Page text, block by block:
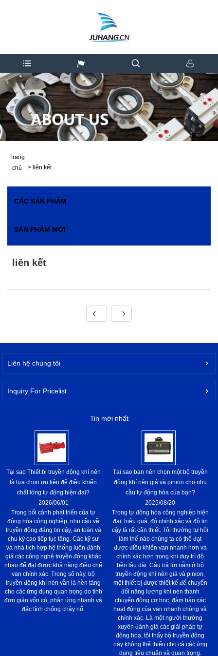
Trang
chủ
> liên kết
CÁC SẢN PHẨM
SẢN PHẨM MỚI
liên kết
Liên hệ chúng tôi
Inquiry For Pricelist
Tin mới nhất
Tại sao Thiết bị truyền động khí nén
là lựa chọn ưu tiên để điều khiển
chất lỏng tự động hiện đại?
2026/06/01
Trong bối cảnh phát triển của tự
động hóa công nghiệp, nhu cầu về
truyền động đáng tin cậy, an toàn và
chu kỳ cao tiếp tục tăng. Các kỹ sư
và nhà tích hợp hệ thống luôn đánh
giá các công nghệ truyền động khác
nhau để đạt được khả năng điều chế
van chính xác. Trong số này, bộ
truyền động khí nén vẫn là nền tảng
cho các ứng dụng quan trọng do tính
đơn giản vốn có, phản ứng nhanh và
đặc tính chống cháy nổ.
Tại sao bạn nên chọn một bộ truyền
động khí nén giá và pinion cho nhu
cầu tự động hóa của bạn?
2025/08/20
Trong tự động hóa công nghiệp hiện
đại, hiệu quả, độ chính xác và độ tin
cậy là rất cần thiết. Tôi thường tự hỏi
làm thế nào chúng ta có thể đạt
được điều khiển van nhanh hơn và
chính xác hơn trong khi duy trì độ
bền lâu dài. Câu trả lời nằm ở bộ
truyền động khí nén giá và pinion,
một thiết bị được thiết kế để chuyển
đổi năng lượng khí nén thành
chuyển động cơ học, đảm bảo các
hoạt động của van nhanh chóng và
chính xác. Là một người thường
xuyên đánh giá các giải pháp tự
động hóa, tôi thấy bộ truyền động
này không thể thiếu cho cả các ứng
dụng tiêu chuẩn và quan trọng.